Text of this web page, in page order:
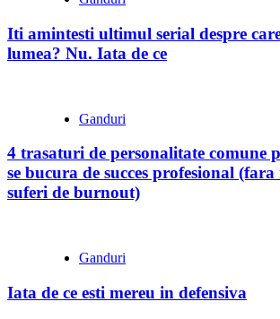
Iti amintesti ultimul serial despre
lumea? Nu. Iata de ce
Ganduri
4 trasaturi de personalitate comune
se bucura de succes profesional
suferi de burnout)
Ganduri
Iata de ce esti mereu in defensiva